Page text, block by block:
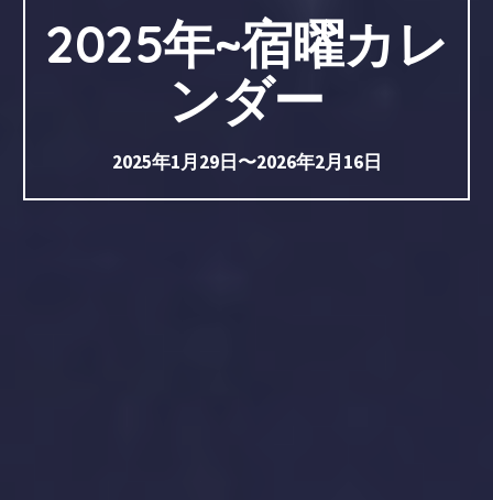
2025年~宿曜カレ
ンダー
2025年1月29日〜2026年2月16日